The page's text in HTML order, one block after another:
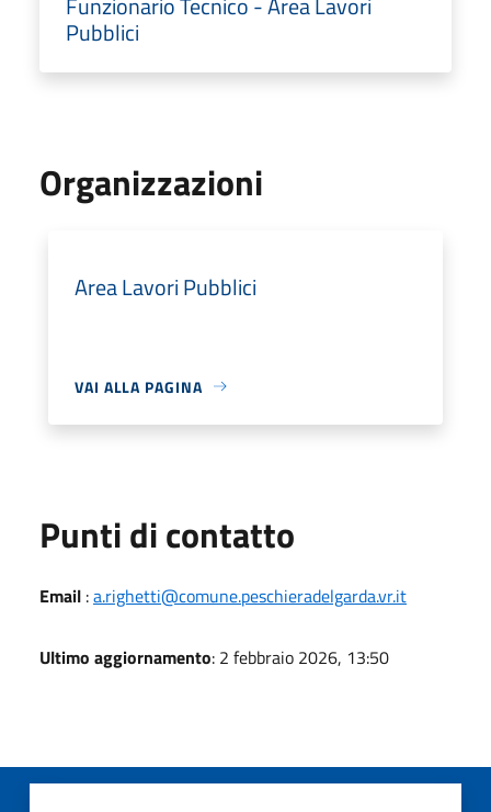
Pubblici
Organizzazioni
Area Lavori Pubblici
VAI ALLA PAGINA
Punti di contatto
Email :a.righetti@comune.peschieradelgarda.vr.it
Ultimo aggiornamento: 2 febbraio 2026, 13:50